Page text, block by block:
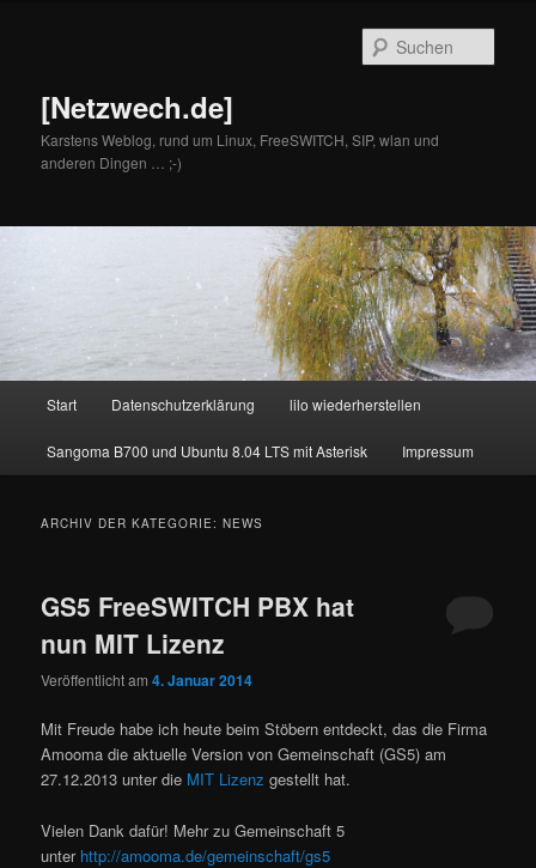
[Netzwech.de]
Karstens Weblog, rund um Linux, FreeSWITCH, SIP, wlan und
anderen Dingen … ;-)
Start Datenschutzerklärung lilo wiederherstellen
Sangoma B700 und Ubuntu 8.04 LTS mit Asterisk Impressum
ARCHIV DER KATEGORIE:NEWS
GS5 FreeSWITCH PBX hat
nun MIT Lizenz
Veröffentlicht am4. Januar 2014
Mit Freude habe ich heute beim Stöbern entdeckt, das die Firma
Amooma die aktuelle Version von Gemeinschaft (GS5) am
27.12.2013 unter die MIT Lizenz gestellt hat.
Vielen Dank dafür! Mehr zu Gemeinschaft 5
unter http://amooma.de/gemeinschaft/gs5